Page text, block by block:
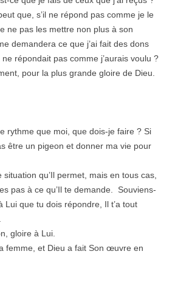
que, s’il ne répond pas comme je le
ne pas les mettre non plus à son
demandera ce que j’ai fait des dons
répondait pas comme j’aurais voulu ?
pour la plus grande gloire de Dieu.
rythme que moi, que dois-je faire ? Si
être un pigeon et donner ma vie pour
qu’Il permet, mais en tous cas,
pas à ce qu’Il te demande. Souviens-
Lui que tu dois répondre, Il t’a tout
gloire à Lui.
femme, et Dieu a fait Son œuvre en